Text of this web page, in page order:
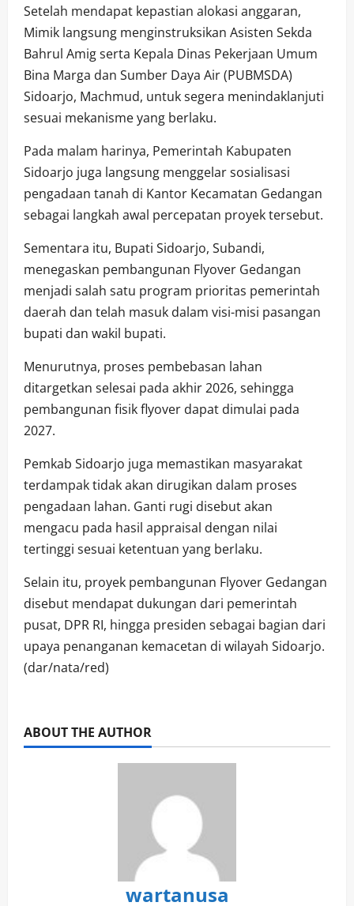
Setelah mendapat kepastian alokasi anggaran,
Mimik langsung menginstruksikan Asisten Sekda
Bahrul Amig serta Kepala Dinas Pekerjaan Umum
Bina Marga dan Sumber Daya Air (PUBMSDA)
Sidoarjo, Machmud, untuk segera menindaklanjuti
sesuai mekanisme yang berlaku.
Pada malam harinya, Pemerintah Kabupaten
Sidoarjo juga langsung menggelar sosialisasi
pengadaan tanah di Kantor Kecamatan Gedangan
sebagai langkah awal percepatan proyek tersebut.
Sementara itu, Bupati Sidoarjo, Subandi,
menegaskan pembangunan Flyover Gedangan
menjadi salah satu program prioritas pemerintah
daerah dan telah masuk dalam visi-misi pasangan
bupati dan wakil bupati.
Menurutnya, proses pembebasan lahan
ditargetkan selesai pada akhir 2026, sehingga
pembangunan fisik flyover dapat dimulai pada
2027.
Pemkab Sidoarjo juga memastikan masyarakat
terdampak tidak akan dirugikan dalam proses
pengadaan lahan. Ganti rugi disebut akan
mengacu pada hasil appraisal dengan nilai
tertinggi sesuai ketentuan yang berlaku.
Selain itu, proyek pembangunan Flyover Gedangan
disebut mendapat dukungan dari pemerintah
pusat, DPR RI, hingga presiden sebagai bagian dari
upaya penanganan kemacetan di wilayah Sidoarjo.
(dar/nata/red)
ABOUT THE AUTHOR
wartanusa